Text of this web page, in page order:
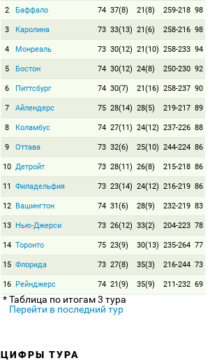
2 Баффало 74 37(8) 21(8) 259-218 98
3 Каролина 73 33(13) 21(6) 258-216 98
4 Монреаль 73 30(12) 21(10) 258-233 94
5 Бостон 74 30(12) 24(8) 250-230 92
6 Питтсбург 74 30(7) 21(16) 258-237 90
7 Айлендерс 75 28(14) 28(5) 219-217 89
8 Коламбус 74 27(11) 24(12) 237-226 88
9 Оттава 73 32(6) 25(10) 244-224 86
10 Детройт 73 28(11) 26(8) 215-218 86
11 Филадельфия 73 23(14) 24(12) 216-219 86
12 Вашингтон 74 31(6) 28(9) 232-219 83
13 Нью-Джерси 73 26(12) 33(2) 204-223 78
14 Торонто 75 23(9) 30(13) 235-264 77
15 Флорида 73 27(8) 35(3) 216-244 73
16 Рейнджерс 74 21(9) 35(9) 211-232 69
* Таблица по итогам 3 тура
Перейти в последний тур
ЦИФРЫ ТУРА